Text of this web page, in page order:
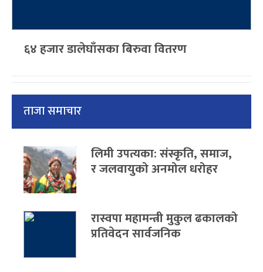
६४ हजार डालेघाँसका बिरुवा वितरण
ताजा समाचार
लिमी उपत्यका: संस्कृति, समाज,
र जलवायुको अनमोल धरोहर
रास्वपा महामन्त्री मुकुल ढकालको
प्रतिवेदन सार्वजनिक